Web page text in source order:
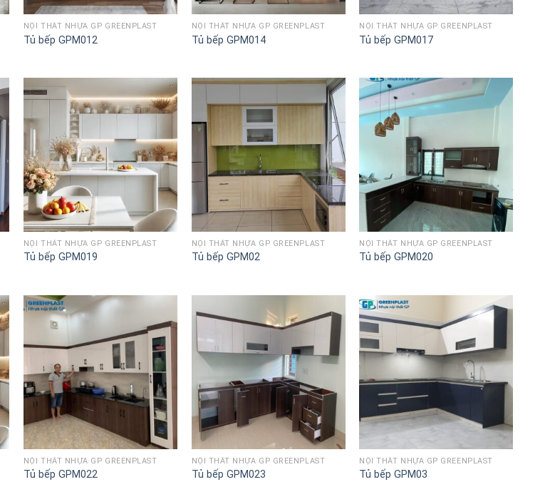
NỘI THẤT NHỰA GP GREENPLAST
Tủ bếp GPM012
NỘI THẤT NHỰA GP GREENPLAST
Tủ bếp GPM014
NỘI THẤT NHỰA GP GREENPLAST
Tủ bếp GPM017
Lưu
danh
sách
NỘI THẤT NHỰA GP GREENPLAST
Tủ bếp GPM019
danh
sách
NỘI THẤT NHỰA GP GREENPLAST
Tủ bếp GPM02
sách
NỘI THẤT NHỰA GP GREENPLAST
Tủ bếp GPM020
Lưu
vào
danh
sách
NỘI THẤT NHỰA GP GREENPLAST
Tủ bếp GPM022
Lưu
vào
danh
sách
NỘI THẤT NHỰA GP GREENPLAST
Tủ bếp GPM023
danh
sách
NỘI THẤT NHỰA GP GREENPLAST
Tủ bếp GPM03